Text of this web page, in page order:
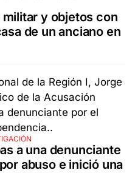
militar y objetos con
de un anciano en
a una denunciante
abuso e inició una